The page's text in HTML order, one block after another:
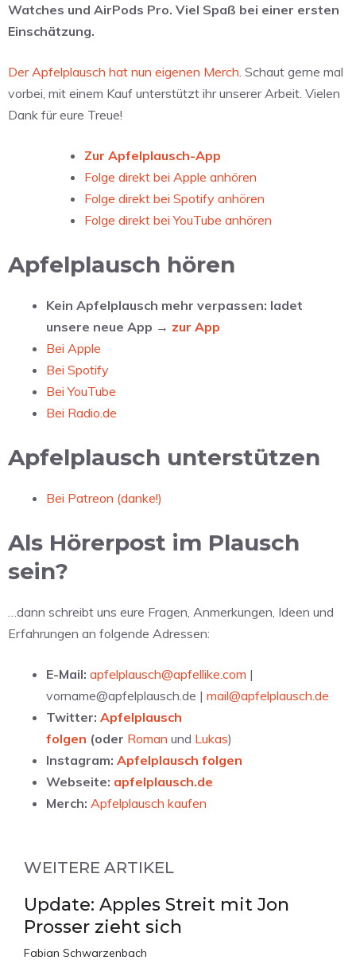
Watches und AirPods Pro. Viel Spaß bei einer ersten
Einschätzung.
Der Apfelplausch hat nun eigenen Merch . Schaut gerne mal
vorbei, mit einem Kauf unterstützt ihr unserer Arbeit. Vielen
Dank für eure Treue!
Zur Apfelplausch-App
Folge direkt bei Apple anhören
Folge direkt bei Spotify anhören
Folge direkt bei YouTube anhören
Apfelplausch hören
Kein Apfelplausch mehr verpassen: ladet
unsere neue App → zur App
Bei Apple
Bei Spotify
Bei YouTube
Bei Radio.de
Apfelplausch unterstützen
Bei Patreon (danke!)
Als Hörerpost im Plausch
sein?
…dann schreibt uns eure Fragen, Anmerkungen, Ideen und
Erfahrungen an folgende Adressen:
E-Mail: apfelplausch@apfellike.com |
vorname@apfelplausch.de | mail@apfelplausch.de
Twitter: Apfelplausch
folgen (oder Roman und Lukas)
Instagram: Apfelplausch folgen
Webseite: apfelplausch.de
Merch: Apfelplausch kaufen
WEITERE ARTIKEL
Update: Apples Streit mit Jon
Prosser zieht sich
Fabian Schwarzenbach